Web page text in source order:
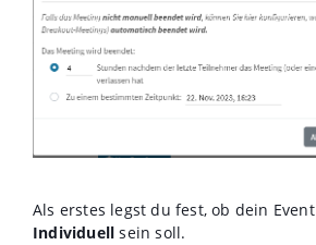
Als erstes legst du fest, ob dein Event
Individuell sein soll.